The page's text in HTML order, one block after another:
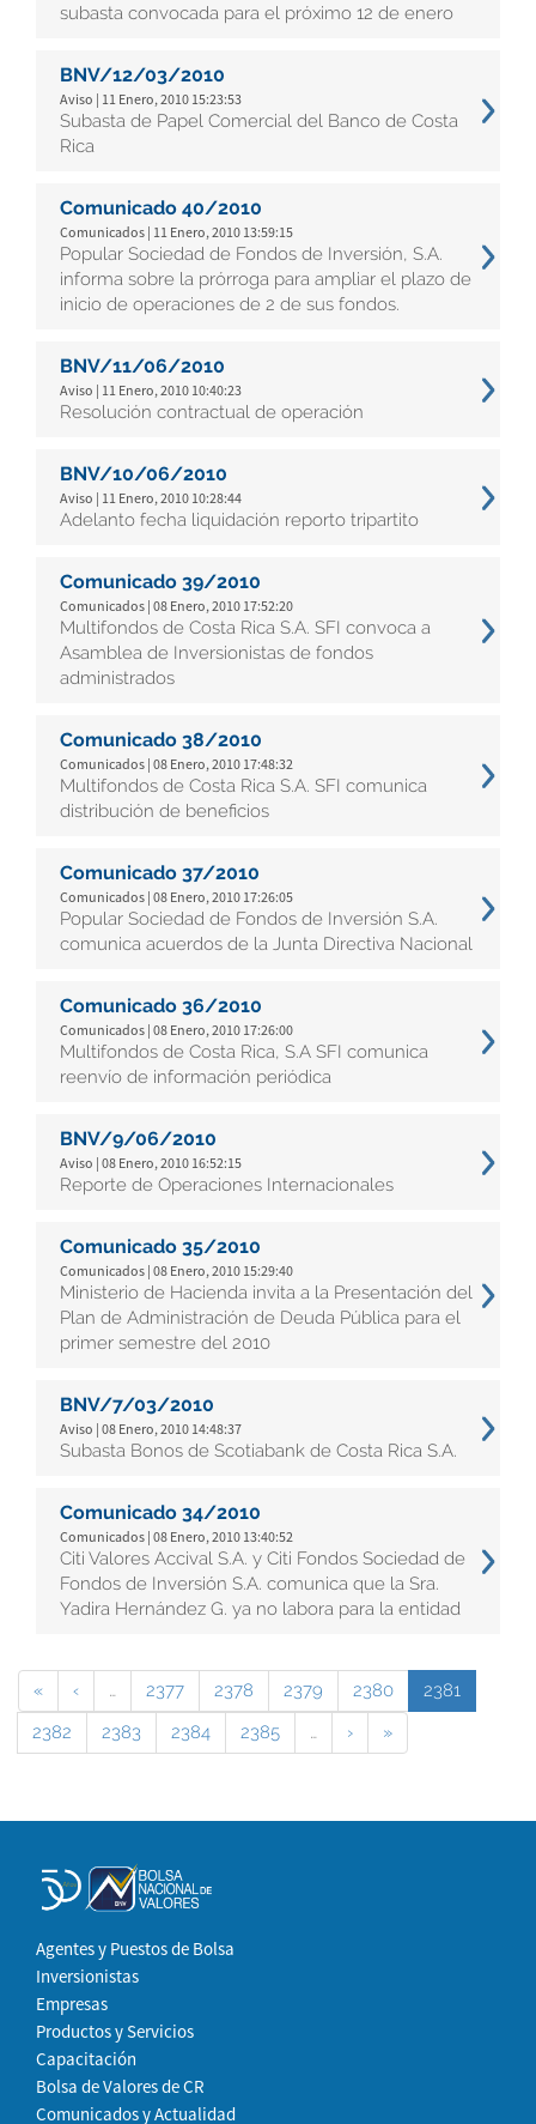
subasta convocada para el próximo 12 de enero
BNV/12/03/2010
Aviso | 11 Enero, 2010 15:23:53
Subasta de Papel Comercial del Banco de Costa
Rica
Comunicado 40/2010
Comunicados | 11 Enero, 2010 13:59:15
Popular Sociedad de Fondos de Inversión, S.A.
informa sobre la prórroga para ampliar el plazo de
inicio de operaciones de 2 de sus fondos.
BNV/11/06/2010
Aviso | 11 Enero, 2010 10:40:23
Resolución contractual de operación
BNV/10/06/2010
Aviso | 11 Enero, 2010 10:28:44
Adelanto fecha liquidación reporto tripartito
Comunicado 39/2010
Comunicados | 08 Enero, 2010 17:52:20
Multifondos de Costa Rica S.A. SFI convoca a
Asamblea de Inversionistas de fondos
administrados
Comunicado 38/2010
Comunicados | 08 Enero, 2010 17:48:32
Multifondos de Costa Rica S.A. SFI comunica
distribución de beneficios
Comunicado 37/2010
Comunicados | 08 Enero, 2010 17:26:05
Popular Sociedad de Fondos de Inversión S.A.
comunica acuerdos de la Junta Directiva Nacional
Comunicado 36/2010
Comunicados | 08 Enero, 2010 17:26:00
Multifondos de Costa Rica, S.A SFI comunica
reenvío de información periódica
BNV/9/06/2010
Aviso | 08 Enero, 2010 16:52:15
Reporte de Operaciones Internacionales
Comunicado 35/2010
Comunicados | 08 Enero, 2010 15:29:40
Ministerio de Hacienda invita a la Presentación del
Plan de Administración de Deuda Pública para el
primer semestre del 2010
BNV/7/03/2010
Aviso | 08 Enero, 2010 14:48:37
Subasta Bonos de Scotiabank de Costa Rica S.A.
Comunicado 34/2010
Comunicados | 08 Enero, 2010 13:40:52
Citi Valores Accival S.A. y Citi Fondos Sociedad de
Fondos de Inversión S.A. comunica que la Sra.
Yadira Hernández G. ya no labora para la entidad
« ‹ … 2377 2378 2379 2380
2381
2382
2383 2384 2385 … › »
Agentes y Puestos de Bolsa
Inversionistas
Empresas
Productos y Servicios
Capacitación
Bolsa de Valores de CR
Comunicados y Actualidad